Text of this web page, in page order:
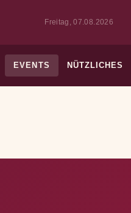
Freitag, 07.08.2026
EVENTS NÜTZLICHES